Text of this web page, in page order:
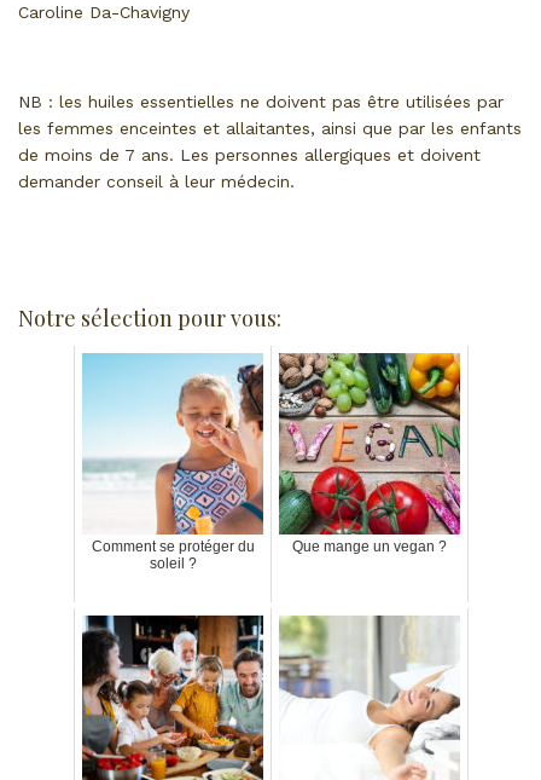
Caroline Da-Chavigny
NB : les huiles essentielles ne doivent pas être utilisées par
les femmes enceintes et allaitantes, ainsi que par les enfants
de moins de 7 ans. Les personnes allergiques et doivent
demander conseil à leur médecin.
Notre sélection pour vous:
Comment se protéger du
soleil ?
Que mange un vegan ?